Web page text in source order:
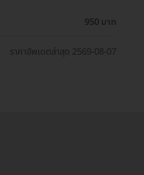
950 บาท
ราคาอัพเดตล่าสุด 2569-08-07